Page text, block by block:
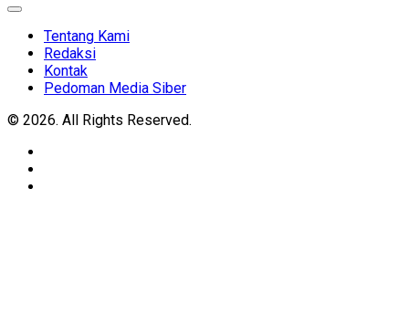
Expand
Tentang Kami
Redaksi
Kontak
Pedoman Media Siber
© 2026. All Rights Reserved.